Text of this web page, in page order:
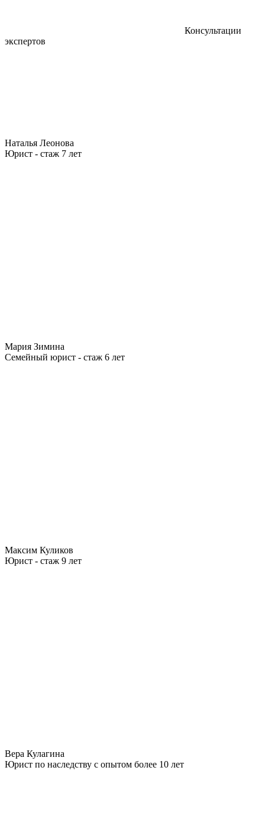
Консультации
экспертов
Наталья Леонова
Юрист - стаж 7 лет
Мария Зимина
Семейный юрист - стаж 6 лет
Максим Куликов
Юрист - стаж 9 лет
Вера Кулагина
Юрист по наследству с опытом более 10 лет